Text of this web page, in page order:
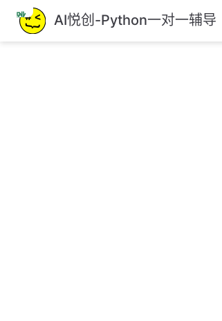
跳
至
主
AI悦创-Python一对一辅导